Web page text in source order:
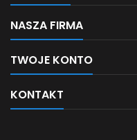
NASZA FIRMA
TWOJE KONTO
KONTAKT